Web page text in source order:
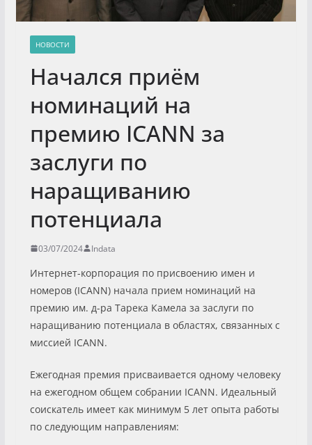
НОВОСТИ
Начался приём
номинаций на
премию ICANN за
заслуги по
наращиванию
потенциала
03/07/2024 Indata
Интернет-корпорация по присвоению имен и
номеров (ICANN) начала прием номинаций на
премию им. д-ра Тарека Камела за заслуги по
наращиванию потенциала в областях, связанных с
миссией ICANN.
Ежегодная премия присваивается одному человеку
на ежегодном общем собрании ICANN. Идеальный
соискатель имеет как минимум 5 лет опыта работы
по следующим направлениям: